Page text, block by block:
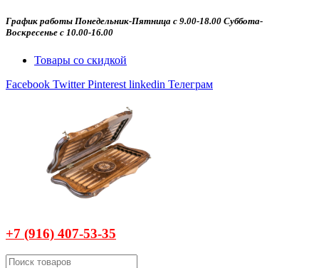
График работы Понедельник-Пятница с 9.00-18.00 Суббота-
Воскресенье с 10.00-16.00
Товары со скидкой
Facebook Twitter Pinterest linkedin Телеграм
+7 (916) 407-53-35